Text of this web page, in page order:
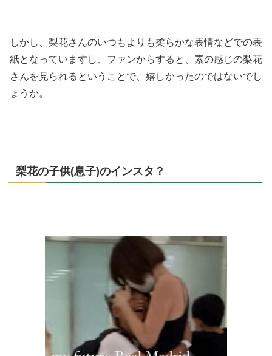
しかし、梨花さんのいつもよりも柔らかな表情などでの表
紙となっていますし、ファンからすると、素の感じの梨花
さんを見られるということで、嬉しかったのではないでし
ょうか。
梨花の子供(息子)のインスタ？